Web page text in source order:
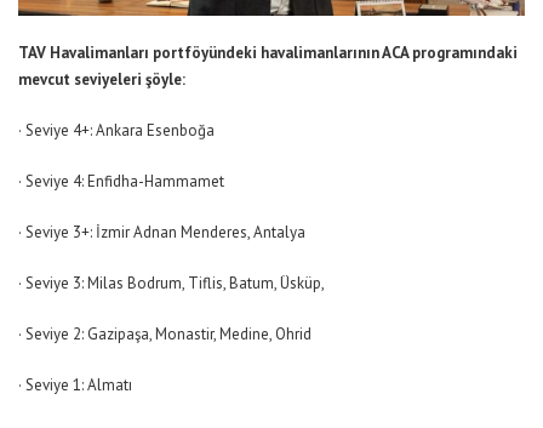
TAV Havalimanları portföyündeki havalimanlarının ACA programındaki
mevcut seviyeleri şöyle:
· Seviye 4+: Ankara Esenboğa
· Seviye 4: Enfidha-Hammamet
· Seviye 3+: İzmir Adnan Menderes, Antalya
· Seviye 3: Milas Bodrum, Tiflis, Batum, Üsküp,
· Seviye 2: Gazipaşa, Monastir, Medine, Ohrid
· Seviye 1: Almatı